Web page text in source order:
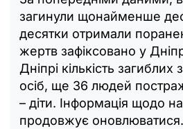
загинули щонайменше
десятки отримали
жертв зафіксовано у
Дніпрі кількість
осіб, ще 36 людей
– діти. Інформація щодо
продовжує оновлюватися.